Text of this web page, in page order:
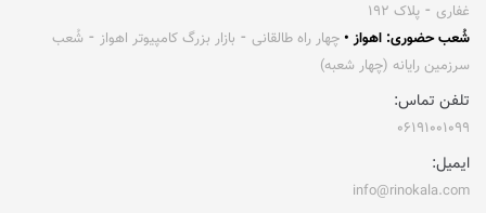
غفاری ⁃ پلاک ۱۹۲
شُعب حضوری: اهواز • چهار راه طالقانی ⁃ بازار بزرگ کامپیوتر اهواز ⁃ شُعب
سرزمین رایانه (چهار شعبه)
تلفن تماس:
۰۶۱۹۱۰۰۱۰۹۹
ایمیل:
info@rinokala.com